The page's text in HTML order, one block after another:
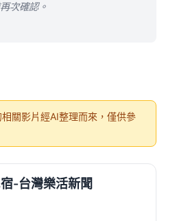
次確認。
關影片經AI整理而來，僅供參
-台灣樂活新聞